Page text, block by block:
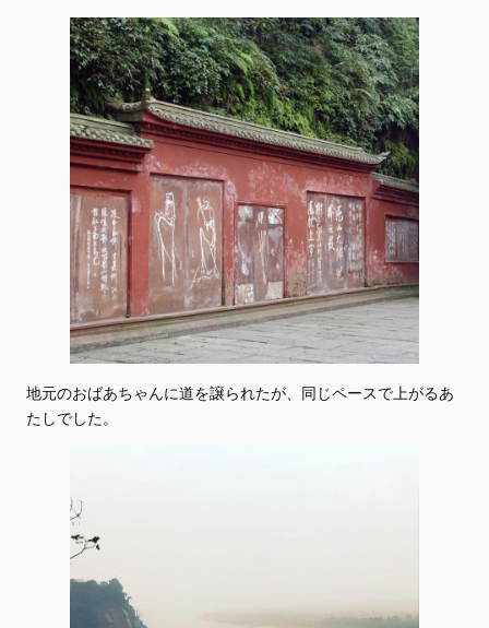
地元のおばあちゃんに道を譲られたが、同じペースで上がるあ
たしでした。